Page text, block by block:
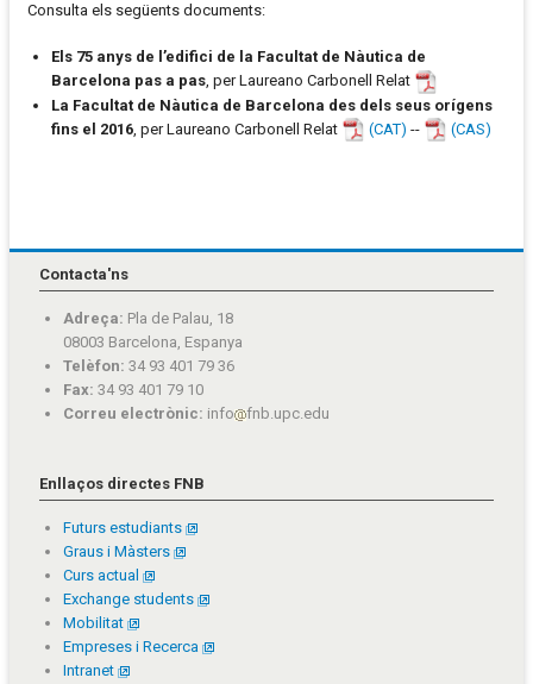
Consulta els següents documents:
Els 75 anys de l’edifici de la Facultat de Nàutica de
Barcelona pas a pas, per Laureano Carbonell Relat
La Facultat de Nàutica de Barcelona des dels seus orígens
fins el 2016 , per Laureano Carbonell Relat (CAT) -- (CAS)
Contacta'ns
Adreça: Pla de Palau, 18
08003 Barcelona, Espanya
Telèfon: 34 93 401 79 36
Fax: 34 93 401 79 10
Correu electrònic: info fnb.upc.edu
Enllaços directes FNB
Futurs estudiants
Graus i Màsters
Curs actual
Exchange students
Mobilitat
Empreses i Recerca
Intranet